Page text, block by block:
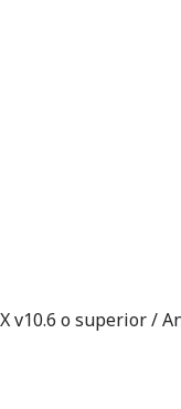
v10.6 o superior /